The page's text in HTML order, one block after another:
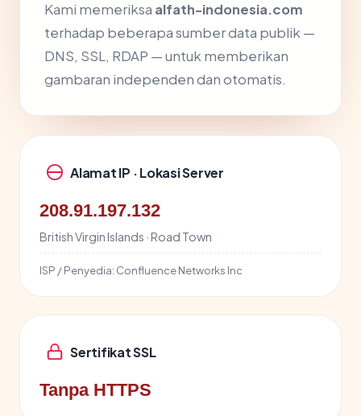
Kami memeriksa alfath-indonesia.com
terhadap beberapa sumber data publik —
DNS, SSL, RDAP — untuk memberikan
gambaran independen dan otomatis.
Alamat IP · Lokasi Server
208.91.197.132
British Virgin Islands · Road Town
ISP / Penyedia: Confluence Networks Inc
Sertifikat SSL
Tanpa HTTPS